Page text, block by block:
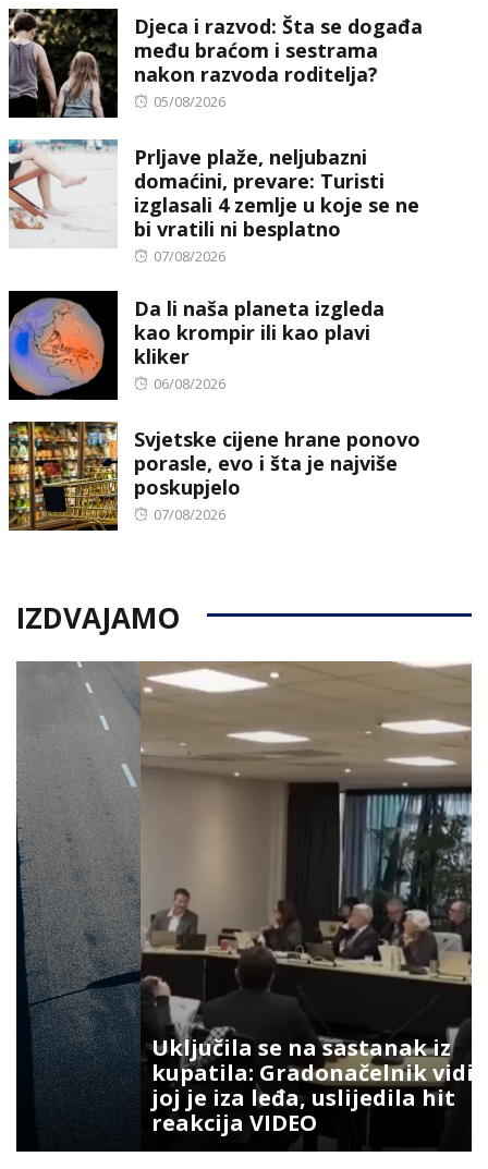
Djeca i razvod: Šta se događa
među braćom i sestrama
nakon razvoda roditelja?
Posted
05/08/2026
Prljave plaže, neljubazni
domaćini, prevare: Turisti
izglasali 4 zemlje u koje se ne
bi vratili ni besplatno
Posted
07/08/2026
Da li naša planeta izgleda
kao krompir ili kao plavi
kliker
Posted
06/08/2026
Svjetske cijene hrane ponovo
porasle, evo i šta je najviše
poskupjelo
Posted
07/08/2026
IZDVAJAMO
Uključila se na sastanak iz
kupatila: Gradonačelnik vidio šta
joj je iza leđa, uslijedila hit
reakcija VIDEO